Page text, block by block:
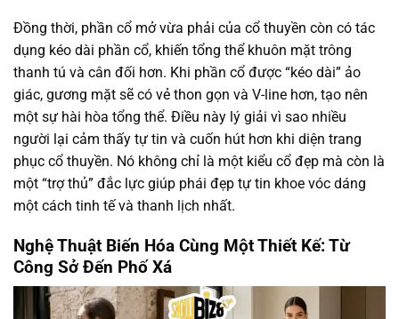
Đồng thời, phần cổ mở vừa phải của cổ thuyền còn có tác
dụng kéo dài phần cổ, khiến tổng thể khuôn mặt trông
thanh tú và cân đối hơn. Khi phần cổ được “kéo dài” ảo
giác, gương mặt sẽ có vẻ thon gọn và V-line hơn, tạo nên
một sự hài hòa tổng thể. Điều này lý giải vì sao nhiều
người lại cảm thấy tự tin và cuốn hút hơn khi diện trang
phục cổ thuyền. Nó không chỉ là một kiểu cổ đẹp mà còn là
một “trợ thủ” đắc lực giúp phái đẹp tự tin khoe vóc dáng
một cách tinh tế và thanh lịch nhất.
Nghệ Thuật Biến Hóa Cùng Một Thiết Kế: Từ
Công Sở Đến Phố Xá